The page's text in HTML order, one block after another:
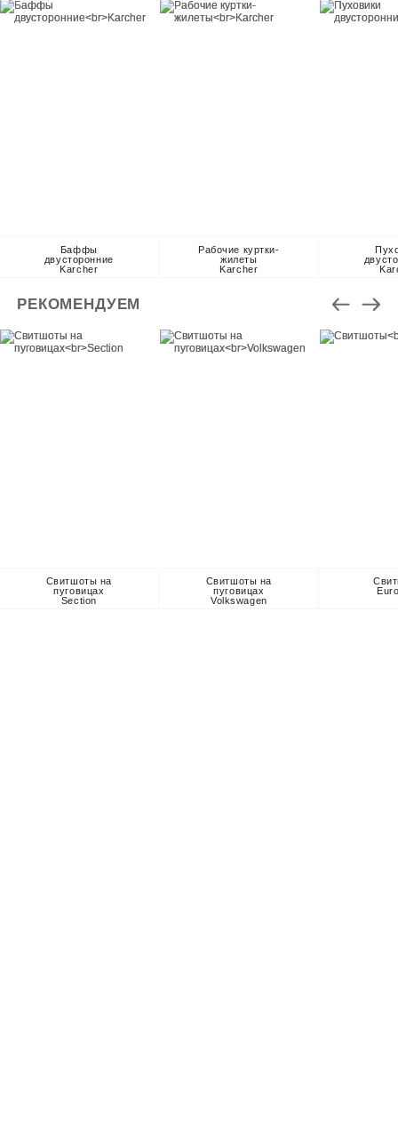
Баффы
двусторонние
Karcher
Рабочие куртки-
жилеты
Karcher
РЕКОМЕНДУЕМ
Свитшоты на
пуговицах
Section
Свитшоты на
пуговицах
Volkswagen